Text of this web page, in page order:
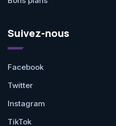
Suivez-nous
Facebook
Twitter
Instagram
TikTok